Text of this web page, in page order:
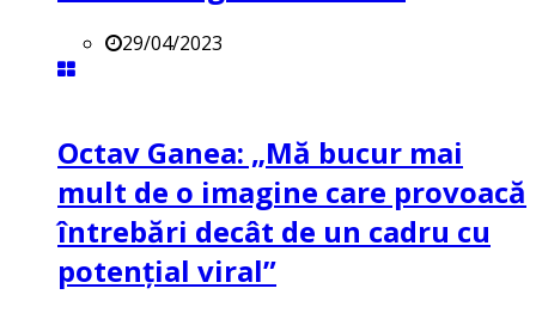
29/04/2023
Octav Ganea: „Mă bucur mai
mult de o imagine care provoacă
întrebări decât de un cadru cu
potenţial viral”